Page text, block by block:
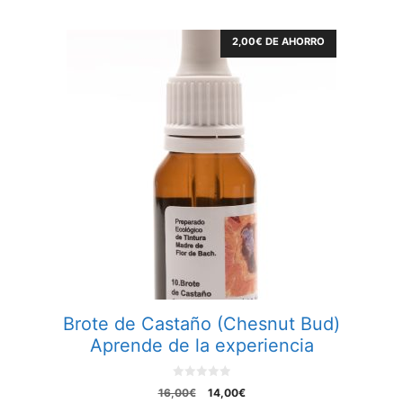
2,00€ DE AHORRO
Brote de Castaño (Chesnut Bud)
Aprende de la experiencia
0
o
16,00€
El
14,00€El